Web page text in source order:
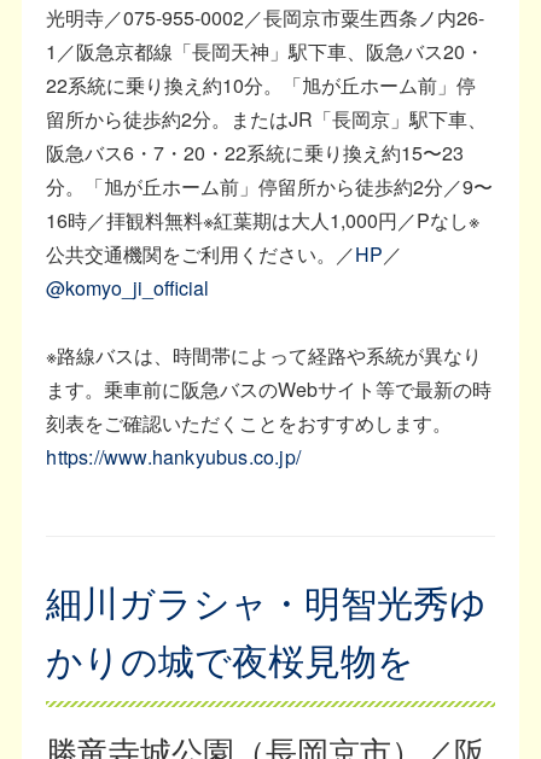
光明寺／075-955-0002／長岡京市粟生西条ノ内26-
1／阪急京都線「長岡天神」駅下車、阪急バス20・
22系統に乗り換え約10分。「旭が丘ホーム前」停
留所から徒歩約2分。またはJR「長岡京」駅下車、
阪急バス6・7・20・22系統に乗り換え約15〜23
分。「旭が丘ホーム前」停留所から徒歩約2分／9〜
16時／拝観料無料※紅葉期は大人1,000円／Pなし※
公共交通機関をご利用ください。／HP／
@komyo_ji_official
※路線バスは、時間帯によって経路や系統が異なり
ます。乗車前に阪急バスのWebサイト等で最新の時
刻表をご確認いただくことをおすすめします。
https://www.hankyubus.co.jp/
細川ガラシャ・明智光秀ゆ
かりの城で夜桜見物を